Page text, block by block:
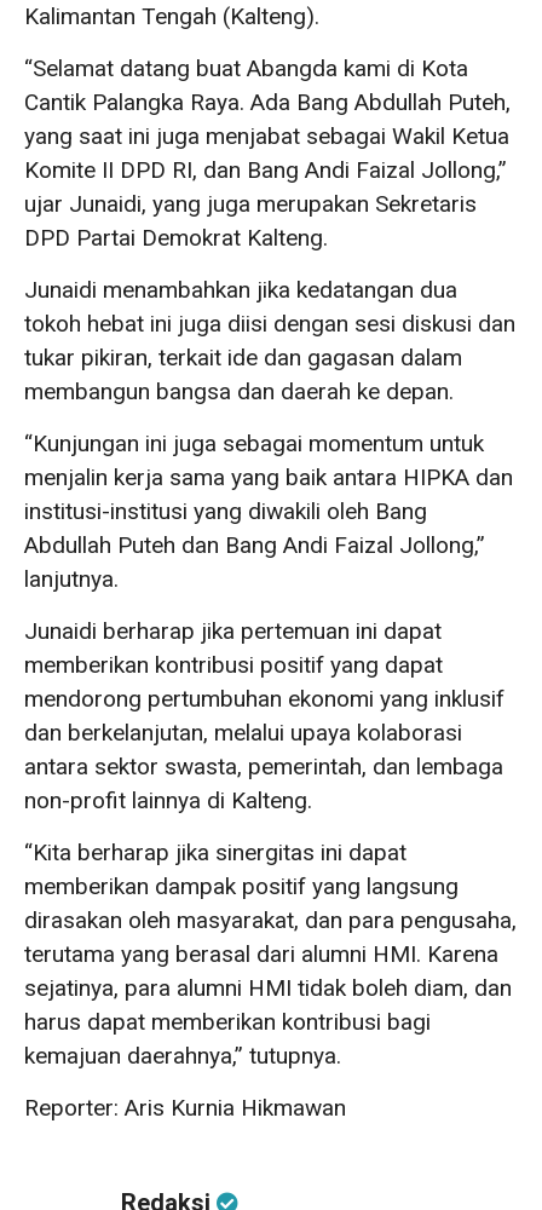
Kalimantan Tengah (Kalteng).
“Selamat datang buat Abangda kami di Kota
Cantik Palangka Raya. Ada Bang Abdullah Puteh,
yang saat ini juga menjabat sebagai Wakil Ketua
Komite II DPD RI, dan Bang Andi Faizal Jollong,”
ujar Junaidi, yang juga merupakan Sekretaris
DPD Partai Demokrat Kalteng.
Junaidi menambahkan jika kedatangan dua
tokoh hebat ini juga diisi dengan sesi diskusi dan
tukar pikiran, terkait ide dan gagasan dalam
membangun bangsa dan daerah ke depan.
“Kunjungan ini juga sebagai momentum untuk
menjalin kerja sama yang baik antara HIPKA dan
institusi-institusi yang diwakili oleh Bang
Abdullah Puteh dan Bang Andi Faizal Jollong,”
lanjutnya.
Junaidi berharap jika pertemuan ini dapat
memberikan kontribusi positif yang dapat
mendorong pertumbuhan ekonomi yang inklusif
dan berkelanjutan, melalui upaya kolaborasi
antara sektor swasta, pemerintah, dan lembaga
non-profit lainnya di Kalteng.
“Kita berharap jika sinergitas ini dapat
memberikan dampak positif yang langsung
dirasakan oleh masyarakat, dan para pengusaha,
terutama yang berasal dari alumni HMI. Karena
sejatinya, para alumni HMI tidak boleh diam, dan
harus dapat memberikan kontribusi bagi
kemajuan daerahnya,” tutupnya.
Reporter: Aris Kurnia Hikmawan
Redaksi